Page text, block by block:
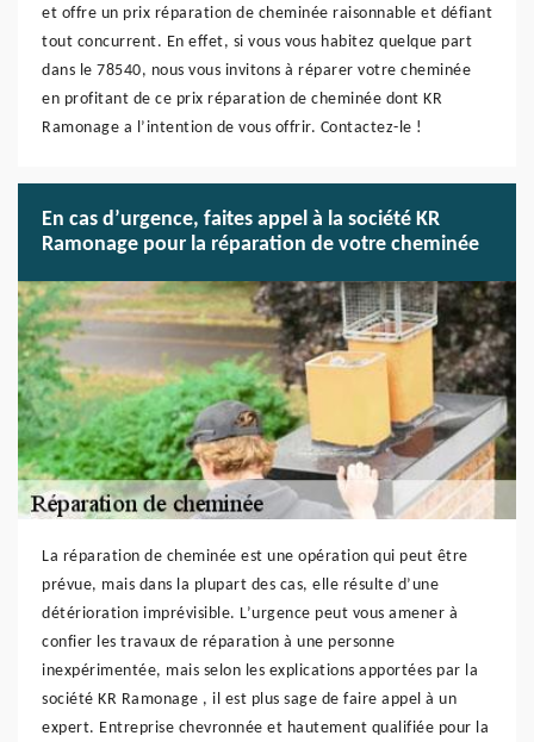
et offre un prix réparation de cheminée raisonnable et défiant
tout concurrent. En effet, si vous vous habitez quelque part
dans le 78540, nous vous invitons à réparer votre cheminée
en profitant de ce prix réparation de cheminée dont KR
Ramonage a l’intention de vous offrir. Contactez-le !
En cas d’urgence, faites appel à la société KR
Ramonage pour la réparation de votre cheminée
La réparation de cheminée est une opération qui peut être
prévue, mais dans la plupart des cas, elle résulte d’une
détérioration imprévisible. L’urgence peut vous amener à
confier les travaux de réparation à une personne
inexpérimentée, mais selon les explications apportées par la
société KR Ramonage , il est plus sage de faire appel à un
expert. Entreprise chevronnée et hautement qualifiée pour la